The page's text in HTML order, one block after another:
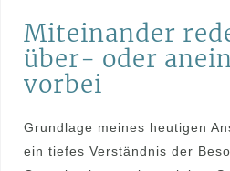
Miteinander
über- oder
vorbei
Grundlage meines heutigen
ein tiefes Verständnis der